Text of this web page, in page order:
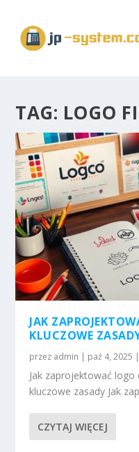
TAG: LOGO
JAK
KLUCZOWE
przez admin | paź 4, 2025 |
Jak zaprojektować
kluczowe zasady Jak
CZYTAJ WIĘCEJ